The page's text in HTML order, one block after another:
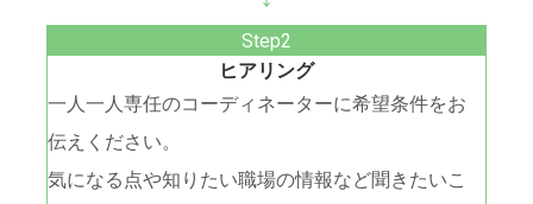
ヒアリング
一人一人専任のコーディネーターに希望条件をお
伝えください。
気になる点や知りたい職場の情報など聞きたいこ